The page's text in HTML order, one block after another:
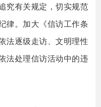
究有关规定，切实规范
律。加大《信访工作条
法逐级走访、文明理性
法处理信访活动中的违